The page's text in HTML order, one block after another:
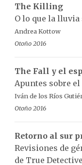
The Killing
O lo que la lluvia
Andrea Kottow
Otoño 2016
The Fall y el
Apuntes sobre
Iván de los Ríos
Otoño 2016
Retorno al sur
Revisiones de
de True Detective